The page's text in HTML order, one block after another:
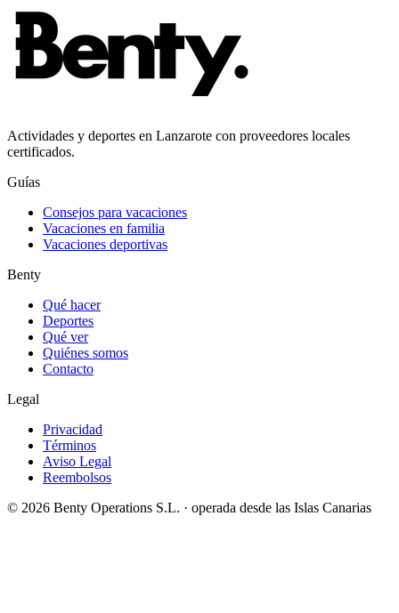
Actividades y deportes en Lanzarote con proveedores locales
certificados.
Guías
Consejos para vacaciones
Vacaciones en familia
Vacaciones deportivas
Benty
Qué hacer
Deportes
Qué ver
Quiénes somos
Contacto
Legal
Privacidad
Términos
Aviso Legal
Reembolsos
© 2026 Benty Operations S.L. · operada desde las Islas Canarias